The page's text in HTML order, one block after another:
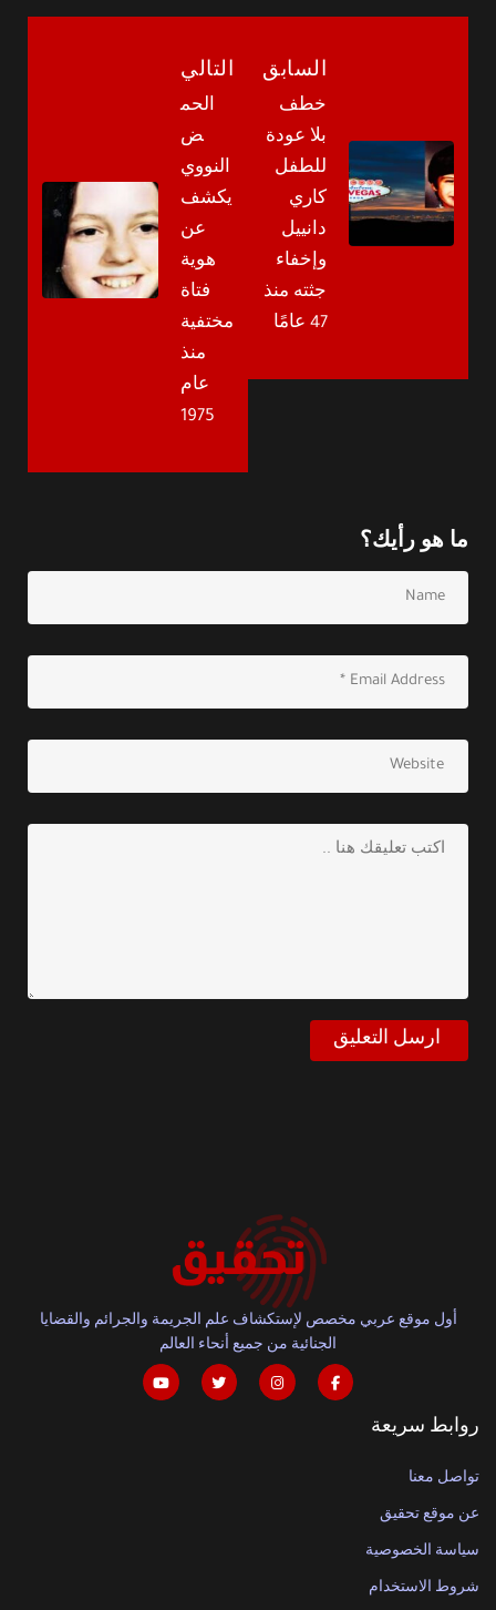
السابق
خطف
بلا عودة
للطفل
كاري
دانييل
وإخفاء
جثته منذ
47 عامًا
التالي
الحم
ض
النووي
يكشف
عن
هوية
فتاة
مختفية
منذ
عام
1975
ما هو رأيك؟
أول موقع عربي مخصص لإستكشاف علم الجريمة والجرائم والقضايا
الجنائية من جميع أنحاء العالم
روابط سريعة
تواصل معنا
عن موقع تحقيق
سياسة الخصوصية
شروط الاستخدام